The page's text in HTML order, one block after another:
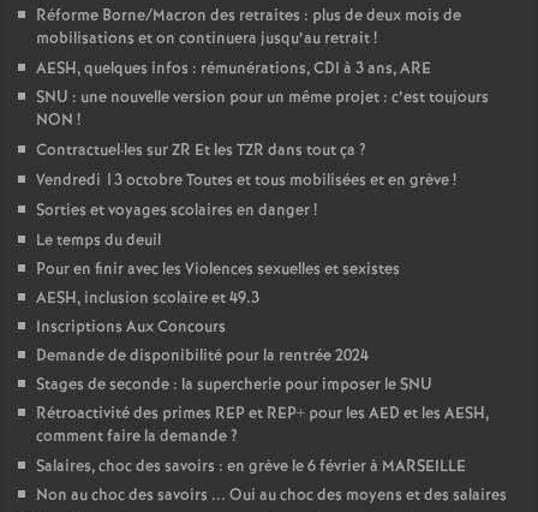
Réforme Borne/Macron des retraites : plus de deux mois de
mobilisations et on continuera jusqu’au retrait!
AESH, quelques infos : rémunérations, CDI à 3 ans, ARE
SNU : une nouvelle version pour un même projet : c’est toujours
NON !
Contractuel·les sur ZR Et les TZR dans tout ça ?
Vendredi 13 octobre Toutes et tous mobilisées et en grève!
Sorties et voyages scolaires en danger!
Le temps du deuil
Pour en finir avec les Violences sexuelles et sexistes
AESH, inclusion scolaire et 49.3
Inscriptions Aux Concours
Demande de disponibilité pour la rentrée 2024
Stages de seconde : la supercherie pour imposer le SNU
Rétroactivité des primes REP et REP+ pour les AED et les AESH,
comment faire la demande?
Salaires, choc des savoirs : en grève le 6 février à MARSEILLE
Non au choc des savoirs ... Oui au choc des moyens et des salaires